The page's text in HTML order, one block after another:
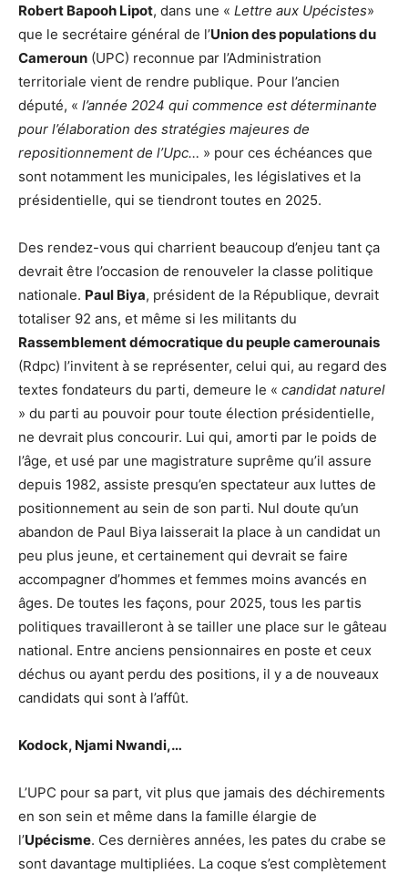
Robert Bapooh Lipot, dans une « Lettre aux Upécistes»
que le secrétaire général de l’Union des populations du
Cameroun (UPC) reconnue par l’Administration
territoriale vient de rendre publique. Pour l’ancien
député, « l’année 2024 qui commence est déterminante
pour l’élaboration des stratégies majeures de
repositionnement de l’Upc… » pour ces échéances que
sont notamment les municipales, les législatives et la
présidentielle, qui se tiendront toutes en 2025.
Des rendez-vous qui charrient beaucoup d’enjeu tant ça
devrait être l’occasion de renouveler la classe politique
nationale. Paul Biya, président de la République, devrait
totaliser 92 ans, et même si les militants du
Rassemblement démocratique du peuple camerounais
(Rdpc) l’invitent à se représenter, celui qui, au regard des
textes fondateurs du parti, demeure le « candidat naturel
» du parti au pouvoir pour toute élection présidentielle,
ne devrait plus concourir. Lui qui, amorti par le poids de
l’âge, et usé par une magistrature suprême qu’il assure
depuis 1982, assiste presqu’en spectateur aux luttes de
positionnement au sein de son parti. Nul doute qu’un
abandon de Paul Biya laisserait la place à un candidat un
peu plus jeune, et certainement qui devrait se faire
accompagner d’hommes et femmes moins avancés en
âges. De toutes les façons, pour 2025, tous les partis
politiques travailleront à se tailler une place sur le gâteau
national. Entre anciens pensionnaires en poste et ceux
déchus ou ayant perdu des positions, il y a de nouveaux
candidats qui sont à l’affût.
Kodock, Njami Nwandi,…
L’UPC pour sa part, vit plus que jamais des déchirements
en son sein et même dans la famille élargie de
l’Upécisme. Ces dernières années, les pates du crabe se
sont davantage multipliées. La coque s’est complètement